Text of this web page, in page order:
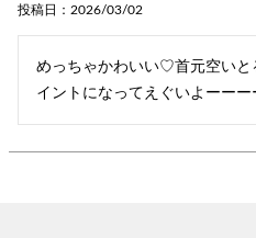
投稿日 2026/03/02
めっちゃかわいい♡首元空いと
イントになってえぐいよーーー